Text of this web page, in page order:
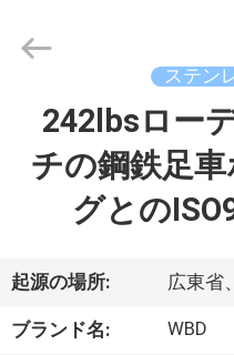
ダ
ク
Guangzhou
Ylcaster
ステン
242lbsロー
チの鋼鉄足
グとの
起源の場所: 広東省
ブランド名: WBD